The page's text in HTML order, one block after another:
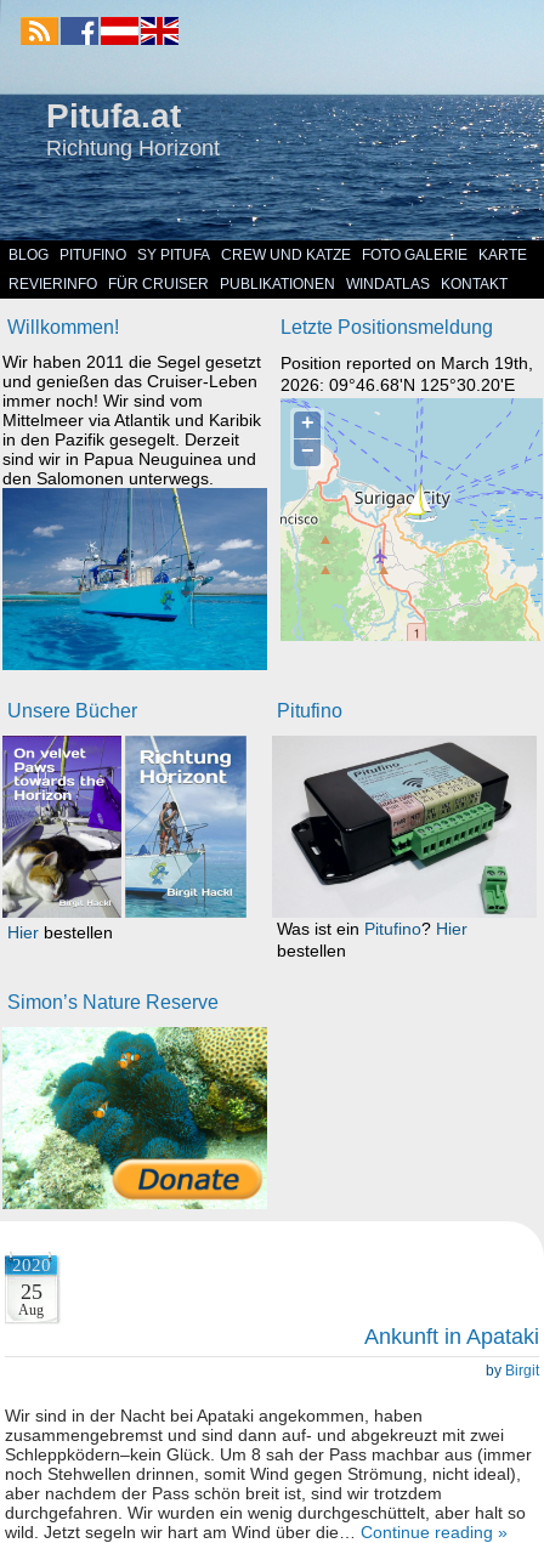
Pitufa.at
Richtung Horizont
BLOG PITUFINO SY PITUFA CREW UND KATZE FOTO GALERIE
KARTE
REVIERINFO
FÜR CRUISER PUBLIKATIONEN WINDATLAS KONTAKT
Willkommen!
Wir haben 2011 die Segel gesetzt
und genießen das Cruiser-Leben
immer noch! Wir sind vom
Mittelmeer via Atlantik und Karibik
in den Pazifik gesegelt. Derzeit
sind wir in Papua Neuguinea und
den Salomonen unterwegs.
Letzte Positionsmeldung
Position reported on March 19th,
2026: 09°46.68'N 125°30.20'E
Unsere Bücher
Hier bestellen
Pitufino
Was ist ein Pitufino? Hier
bestellen
Simon’s Nature Reserve
2020
25
Aug
Ankunft in Apataki
by Birgit
Wir sind in der Nacht bei Apataki angekommen, haben
zusammengebremst und sind dann auf- und abgekreuzt mit zwei
Schleppködern–kein Glück. Um 8 sah der Pass machbar aus (immer
noch Stehwellen drinnen, somit Wind gegen Strömung, nicht ideal),
aber nachdem der Pass schön breit ist, sind wir trotzdem
durchgefahren. Wir wurden ein wenig durchgeschüttelt, aber halt so
wild. Jetzt segeln wir hart am Wind über die… Continue reading »